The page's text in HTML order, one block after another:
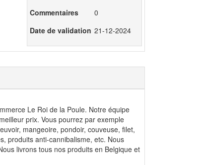
Commentaires
0
Date de validation 21-12-2024
Le Roi de la Poule. Notre équipe
prix. Vous pourrez par exemple
mangeoire, pondoir, couveuse, filet,
produits anti-cannibalisme, etc. Nous
livrons tous nos produits en Belgique et